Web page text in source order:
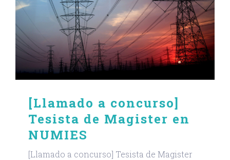
[Llamado a concurso]
Tesista de Magister en
NUMIES
[Llamado a concurso] Tesista de Magister